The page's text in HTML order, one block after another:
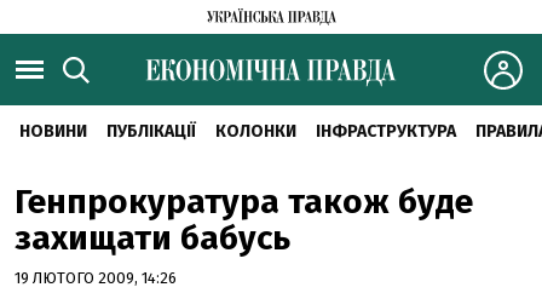
НОВИНИ ПУБЛІКАЦІЇ КОЛОНКИ ІНФРАСТРУКТУРА
Генпрокуратура також буде
захищати бабусь
19 ЛЮТОГО 2009, 14:26